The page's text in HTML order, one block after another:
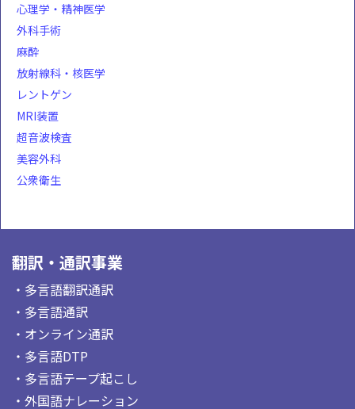
心理学・精神医学
外科手術
麻酔
放射線科・核医学
レントゲン
MRI装置
超音波検査
美容外科
公衆衛生